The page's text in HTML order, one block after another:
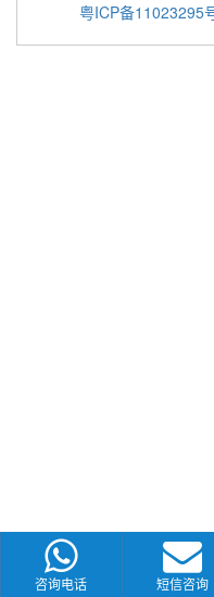
粤ICP备11023295
咨询电话 短信咨询